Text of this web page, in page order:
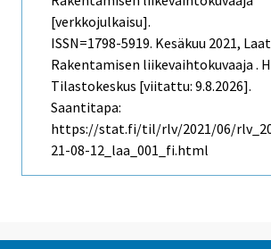
[verkkojulkaisu].
ISSN=1798-5919. Kesäkuu 2021,
Rakentamisen liikevaihtokuvaaja .
Tilastokeskus [viitattu: 9.8.2026].
Saantitapa:
https://stat.fi/til/rlv/2021/06/
21-08-12_laa_001_fi.html